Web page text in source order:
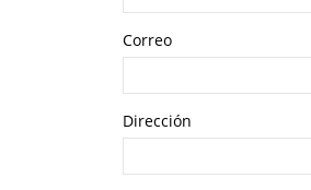
Correo
Dirección